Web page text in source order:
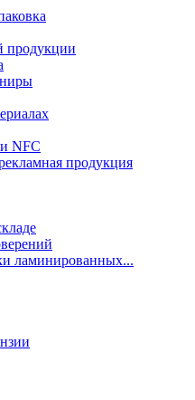
продукции
NFC
продукция
ламинированных...